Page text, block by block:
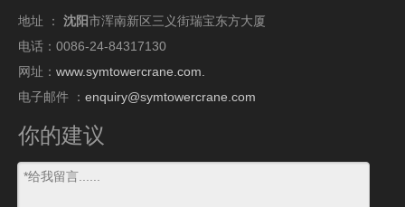
地址 ： 沈阳市浑南新区三义街瑞宝东方大厦
电话：0086-24-84317130
网址： www.symtowercrane.com.
电子邮件 ： enquiry@symtowercrane.com
你的建议